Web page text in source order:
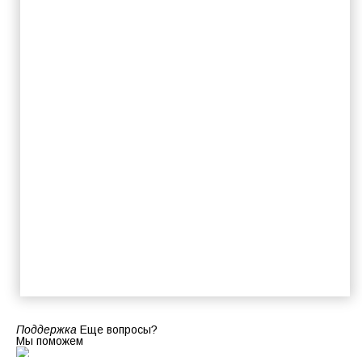
Поддержка Еще вопросы?
Мы поможем